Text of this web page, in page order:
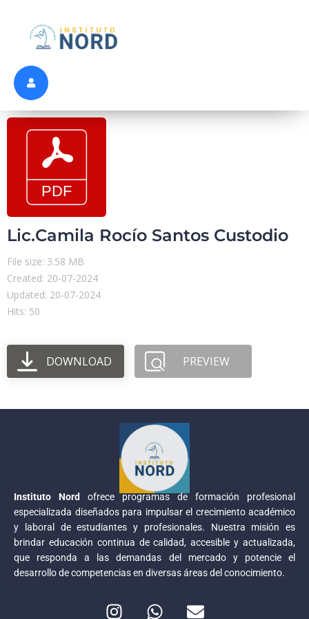
Lic.Camila Rocío Santos Custodio
File size: 3.58 MB
Created: 20-07-2024
Updated: 20-07-2024
Hits: 50
DOWNLOAD PREVIEW
Instituto Nord
ofrece programas de formación profesional
especializada diseñados para impulsar el crecimiento académico
y laboral de estudiantes y profesionales. Nuestra misión es
brindar educación continua de calidad, accesible y actualizada,
que responda a las demandas del mercado y potencie el
desarrollo de competencias en diversas áreas del conocimiento.